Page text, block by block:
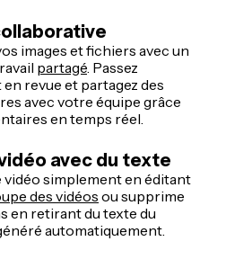
images et fichiers avec un
partagé . Passez
revue et partagez des
avec votre équipe grâce
en temps réel.
avec du texte
vidéo simplement en éditant
des vidéos ou supprime
en retirant du texte du
automatiquement.